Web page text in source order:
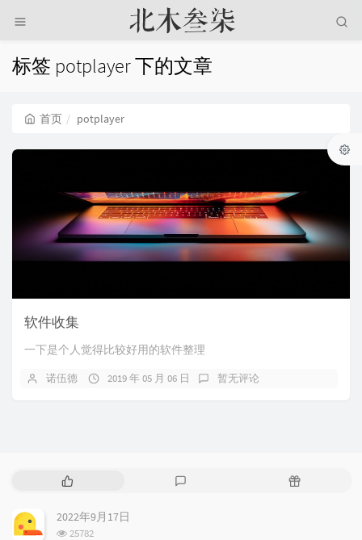
标签 potplayer 下的文章
首页 potplayer
软件收集
一下是个人觉得比较好用的软件整理
诺伍德 2019 年 05 月 06 日 暂无评论
热
文
章
随
2022年9月17日
浏
25782